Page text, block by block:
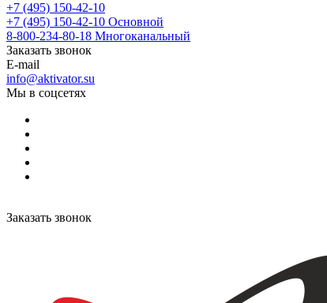
+7 (495) 150-42-10
+7 (495) 150-42-10 Основной
8-800-234-80-18 Многоканальный
Заказать звонок
E-mail
info@aktivator.su
Мы в соцсетях
Заказать звонок